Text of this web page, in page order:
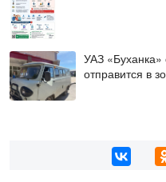
УАЗ
отправится в